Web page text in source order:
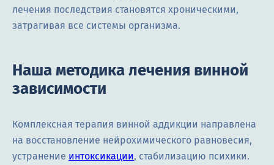
лечения последствия становятся хроническими,
затрагивая все системы организма.
Наша методика лечения винной
зависимости
Комплексная терапия винной аддикции направлена
на восстановление нейрохимического равновесия,
устранение интоксикации, стабилизацию психики.